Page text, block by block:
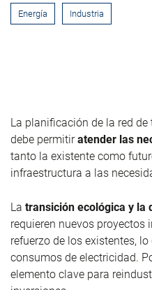
Energía Industria
La planificación de la red
debe permitiratender las
tanto la existente como
infraestructura a las
La transición ecológica y la
requieren nuevos proyectos
refuerzo de los existentes,
consumos de electricidad.
elemento clave para